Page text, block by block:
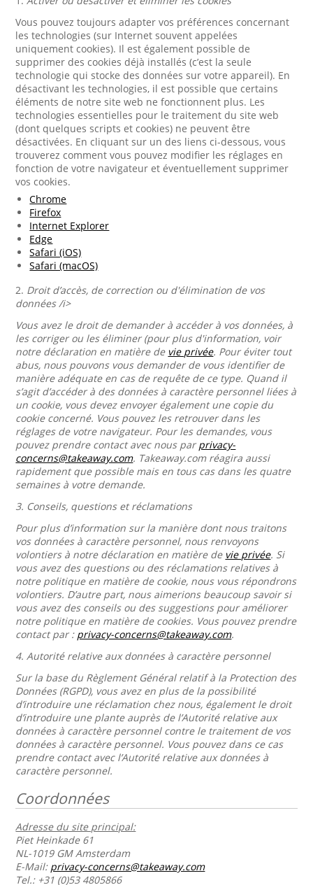
Vous pouvez toujours adapter vos préférences concernant
les technologies (sur Internet souvent appelées
uniquement cookies). Il est également possible de
supprimer des cookies déjà installés (c’est la seule
technologie qui stocke des données sur votre appareil). En
désactivant les technologies, il est possible que certains
éléments de notre site web ne fonctionnent plus. Les
technologies essentielles pour le traitement du site web
(dont quelques scripts et cookies) ne peuvent être
désactivées. En cliquant sur un des liens ci-dessous, vous
trouverez comment vous pouvez modifier les réglages en
fonction de votre navigateur et éventuellement supprimer
vos cookies.
Chrome
Firefox
Internet Explorer
Edge
Safari (iOS)
Safari (macOS)
2. Droit d’accès, de correction ou d'élimination de vos
données /i>
Vous avez le droit de demander à accéder à vos données, à
les corriger ou les éliminer (pour plus d'information, voir
notre déclaration en matière de vie privée. Pour éviter tout
abus, nous pouvons vous demander de vous identifier de
manière adéquate en cas de requête de ce type. Quand il
s’agit d’accéder à des données à caractère personnel liées à
un cookie, vous devez envoyer également une copie du
cookie concerné. Vous pouvez les retrouver dans les
réglages de votre navigateur. Pour les demandes, vous
pouvez prendre contact avec nous parprivacy-
concerns@takeaway.com. Takeaway.com réagira aussi
rapidement que possible mais en tous cas dans les quatre
semaines à votre demande.
3. Conseils, questions et réclamations
Pour plus d’information sur la manière dont nous traitons
vos données à caractère personnel, nous renvoyons
volontiers à notre déclaration en matière de vie privée. Si
vous avez des questions ou des réclamations relatives à
notre politique en matière de cookie, nous vous répondrons
volontiers. D’autre part, nous aimerions beaucoup savoir si
vous avez des conseils ou des suggestions pour améliorer
notre politique en matière de cookies. Vous pouvez prendre
contact par : privacy-concerns@takeaway.com.
4.Autorité relative aux données à caractère personnel
Sur la base du Règlement Général relatif à la Protection des
Données (RGPD), vous avez en plus de la possibilité
d’introduire une réclamation chez nous, également le droit
d’introduire une plante auprès de l’Autorité relative aux
données à caractère personnel contre le traitement de vos
données à caractère personnel. Vous pouvez dans ce cas
prendre contact avec l’Autorité relative aux données à
caractère personnel.
Coordonnées
Adresse du site principal:
Piet Heinkade 61
NL-1019 GM Amsterdam
E-Mail: privacy-concerns@takeaway.com
Tel.: +31 (0)53 4805866